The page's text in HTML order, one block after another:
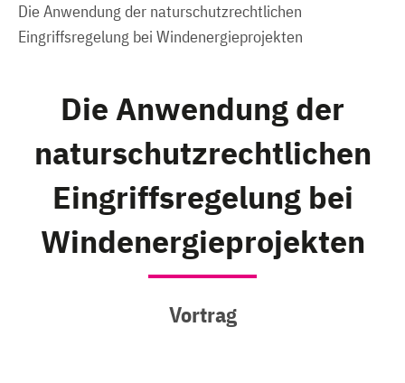
Die Anwendung der naturschutzrechtlichen
Eingriffsregelung bei Windenergieprojekten
Die Anwendung der
naturschutzrechtlichen
Eingriffsregelung bei
Windenergieprojekten
Vortrag